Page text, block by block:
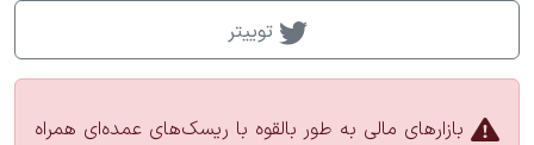
توییتر
بازارهای مالی به طور بالقوه با ریسک‌های عمده‌ای همراه